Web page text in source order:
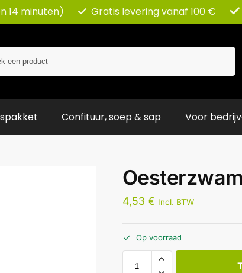
14 minuten) Gratis levering vanaf 100 €
Confituur, soep & sap Voor
4,53 € Incl. BTW
Op voorraad